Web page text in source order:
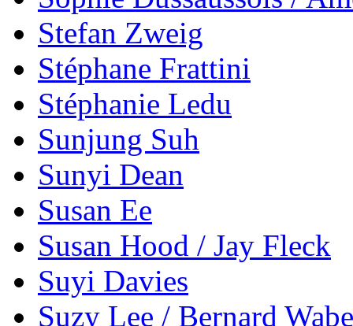
Stefan Zweig
Stéphane Frattini
Stéphanie Ledu
Sunjung Suh
Sunyi Dean
Susan Ee
Susan Hood / Jay Fleck
Suyi Davies
Suzy Lee / Bernard